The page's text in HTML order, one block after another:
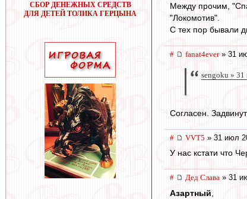
СБОР ДЕНЕЖНЫХ СРЕДСТВ
ДЛЯ ДЕТЕЙ ТОЛИКА ГЕРЦЫНА
Между прочим,
"Локомотив".
С тех пор бывали
# fanat4ever» 31
sengoku »
Согласен.
# VVT5 » 31 июл
У нас кстати что
# Дед Слава » 31
Азартный